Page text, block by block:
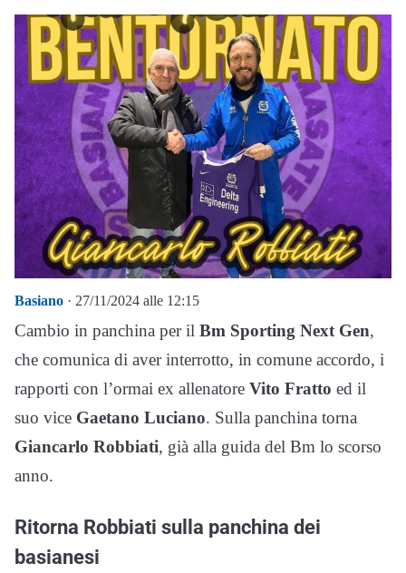
Basiano · 27/11/2024 alle 12:15
Cambio in panchina per il Bm Sporting Next Gen,
che comunica di aver interrotto, in comune accordo, i
rapporti con l’ormai ex allenatore Vito Fratto ed il
suo vice Gaetano Luciano. Sulla panchina torna
Giancarlo Robbiati, già alla guida del Bm lo scorso
anno.
Ritorna Robbiati sulla panchina dei
basianesi